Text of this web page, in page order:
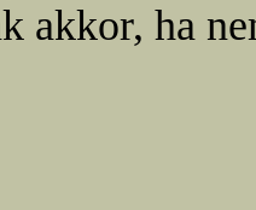
akkor, ha